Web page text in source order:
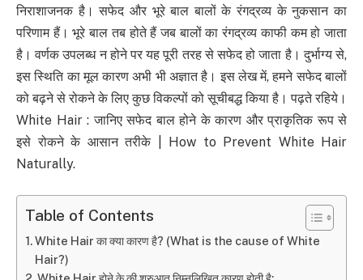
निराशाजनक है। सफेद और भूरे बाल बालों के रंगद्रव्य के नुकसान का
परिणाम हैं। भूरे बाल तब होते हैं जब बालों का रंगद्रव्य काफी कम हो जाता
है। वर्णक उपलब्ध न होने पर यह पूरी तरह से सफेद हो जाता है। दुर्भाग्य से,
इस स्थिति का मूल कारण अभी भी अज्ञात है। इस लेख में, हमने सफेद बालों
को बढ़ने से रोकने के लिए कुछ विकल्पों को सूचीबद्ध किया है। पढ़ते रहिये।
White Hair : जानिए सफेद बाल होने के कारण और प्राकृतिक रूप से
इसे रोकने के आसान तरीके | How to Prevent White Hair
Naturally.
Table of Contents
White Hair का क्या कारण है? (What is the cause of White
Hair?)